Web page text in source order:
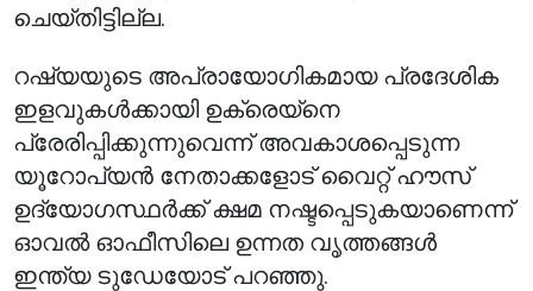
ചെയ്തിട്ടില്ല.
റഷ്യയുടെ അപ്രായോഗികമായ പ്രദേശിക
ഇളവുകൾക്കായി ഉക്രെയ്‌നെ
പ്രേരിപ്പിക്കുന്നുവെന്ന് അവകാശപ്പെടുന്ന
യൂറോപ്യൻ നേതാക്കളോട് വൈറ്റ് ഹൗസ്
ഉദ്യോഗസ്ഥർക്ക് ക്ഷമ നഷ്ടപ്പെടുകയാണെന്ന്
ഓവൽ ഓഫീസിലെ ഉന്നത വൃത്തങ്ങൾ
ഇന്ത്യ ടുഡേയോട് പറഞ്ഞു.